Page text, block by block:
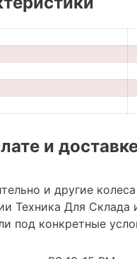
и
и другие
Техника Для
под конкретные